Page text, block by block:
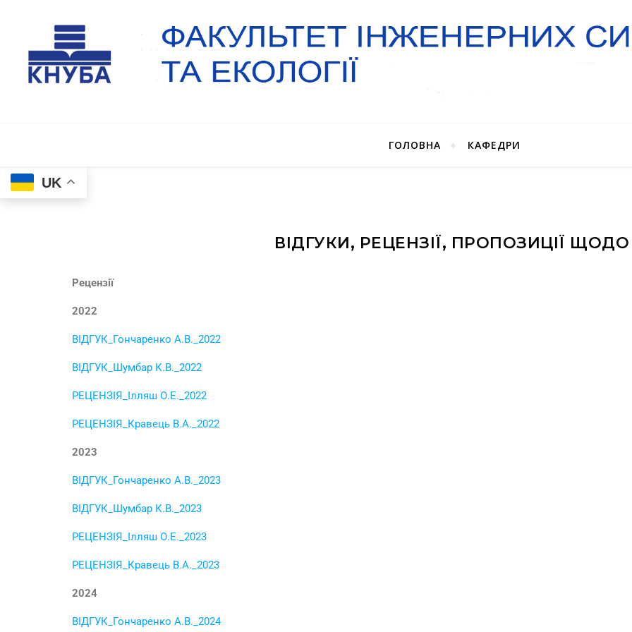
ГОЛОВНА КАФЕДРИ
UK
ВІДГУКИ, РЕЦЕНЗІЇ, ПРОПОЗИЦІЇ
Рецензії
2022
ВІДГУК_Гончаренко А.В._2022
ВІДГУК_Шумбар К.В._2022
РЕЦЕНЗІЯ_Ілляш О.Е._2022
РЕЦЕНЗІЯ_Кравець В.А._2022
2023
ВІДГУК_Гончаренко А.В._2023
ВІДГУК_Шумбар К.В._2023
РЕЦЕНЗІЯ_Ілляш О.Е._2023
РЕЦЕНЗІЯ_Кравець В.А._2023
2024
ВІДГУК_Гончаренко А.В._2024